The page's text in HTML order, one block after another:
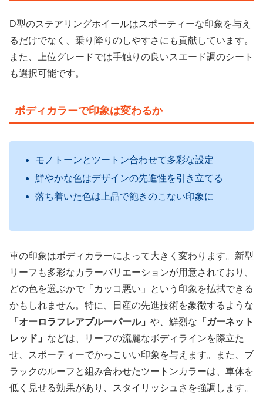
D型のステアリングホイールはスポーティーな印象を与え
るだけでなく、乗り降りのしやすさにも貢献しています。
また、上位グレードでは手触りの良いスエード調のシート
も選択可能です。
ボディカラーで印象は変わるか
モノトーンとツートン合わせて多彩な設定
鮮やかな色はデザインの先進性を引き立てる
落ち着いた色は上品で飽きのこない印象に
車の印象はボディカラーによって大きく変わります。新型
リーフも多彩なカラーバリエーションが用意されており、
どの色を選ぶかで「カッコ悪い」という印象を払拭できる
かもしれません。特に、日産の先進技術を象徴するような
「オーロラフレアブルーパール」 や、鮮烈な 「ガーネット
レッド」 などは、リーフの流麗なボディラインを際立た
せ、スポーティーでかっこいい印象を与えます。また、ブ
ラックのルーフと組み合わせたツートンカラーは、車体を
低く見せる効果があり、スタイリッシュさを強調します。